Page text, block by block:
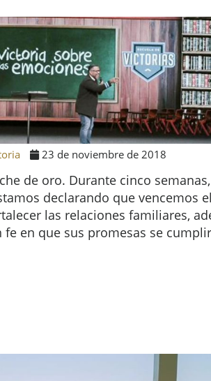
23 de noviembre de 2018
de oro. Durante cinco
declarando que vencemos
las relaciones familiares,
en que sus promesas se